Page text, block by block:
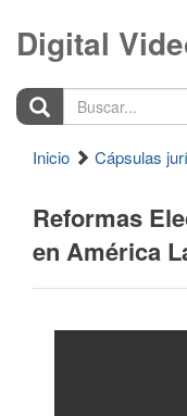
Digital
Buscar...
Inicio Cápsulas
Reformas
en América